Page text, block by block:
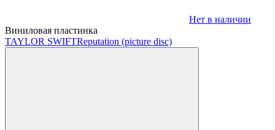
Нет в наличии
Виниловая пластинка
TAYLOR SWIFTReputation (picture disc)